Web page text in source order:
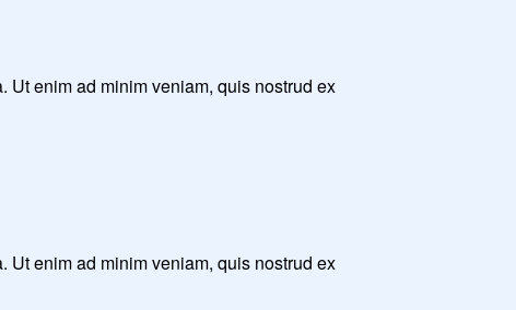
enim ad minim veniam, quis nostrud ex
enim ad minim veniam, quis nostrud ex